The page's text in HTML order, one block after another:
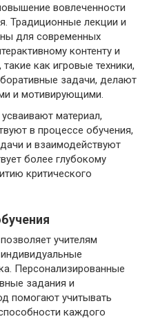
вовлеченности
Традиционные лекции и
для современных
контенту и
как игровые техники,
задачи, делают
и мотивирующими.
материал,
в процессе обучения,
и взаимодействуют
более глубокому
критического
учителям
Персонализированные
задания и
помогают учитывать
каждого